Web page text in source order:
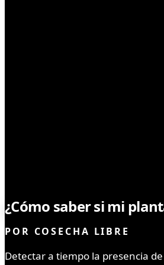
¿Cómo saber si mi
POR COSECHA LIBRE
Detectar a tiempo la presencia